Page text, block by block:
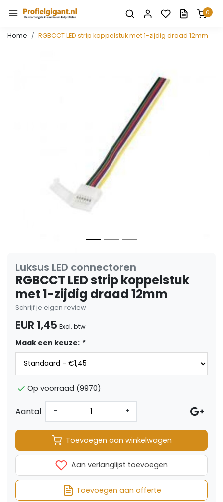
0
Home RGBCCT LED strip koppelstuk met 1-zijdig draad 12mm
Luksus LED connectoren
RGBCCT LED strip koppelstuk
met 1-zijdig draad 12mm
Schrijf je eigen review
EUR 1,45 Excl. btw
Maak een keuze: *
Op voorraad (9970)
Aantal - +
Toevoegen aan winkelwagen
Aan verlanglijst toevoegen
Toevoegen aan offerte